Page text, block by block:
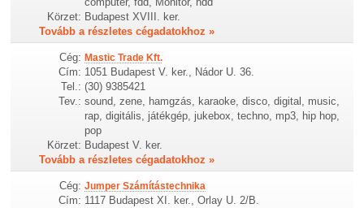
Körzet: Budapest XVIII. ker.
Tovább a részletes cégadatokhoz »
Cég: Mastic Trade Kft.
Cím: 1051 Budapest V. ker., Nádor U. 36.
Tel.: (30) 9385421
Tev.: sound, zene, hamgzás, karaoke, disco, digital, music,
rap, digitális, játékgép, jukebox, techno, mp3, hip hop,
pop
Körzet: Budapest V. ker.
Tovább a részletes cégadatokhoz »
Cég: Jumper Számítástechnika
Cím: 1117 Budapest XI. ker., Orlay U. 2/B.